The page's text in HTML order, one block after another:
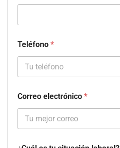
Teléfono *
Correo electrónico *